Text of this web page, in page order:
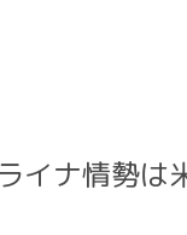
イナ情勢